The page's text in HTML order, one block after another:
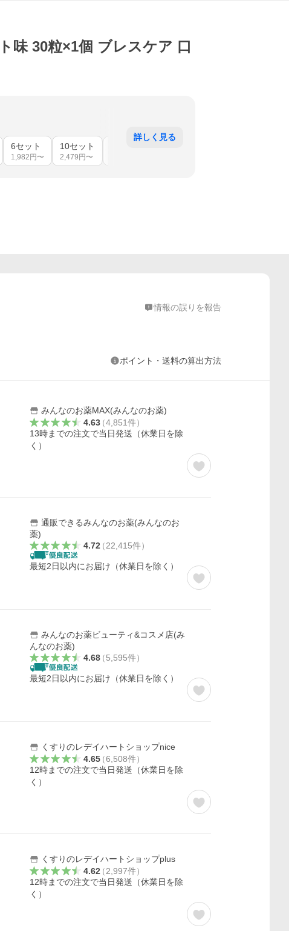
味 30粒×1個 ブレスケア 口
6セット
1,982 円〜
10セット
2,479 円〜
詳しく見る
情報の誤りを報告
ポイント・送料の算出方法
みんなのお薬MAX(みんなのお薬)
4.63（4,851件）
13時までの注文で当日発送（休業日を除
く）
通販できるみんなのお薬(みんなのお
薬)
4.72（22,415件）
最短2日以内にお届け（休業日を除く）
みんなのお薬ビューティ&コスメ店(み
んなのお薬)
4.68（5,595件）
最短2日以内にお届け（休業日を除く）
くすりのレデイハートショップnice
4.65（6,508件）
12時までの注文で当日発送（休業日を除
く）
くすりのレデイハートショップplus
4.62（2,997件）
12時までの注文で当日発送（休業日を除
く）